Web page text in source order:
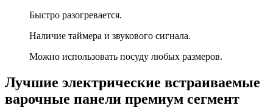
Быстро разогревается.
Наличие таймера и звукового сигнала.
Можно использовать посуду любых размеров.
Лучшие электрические встраиваемые
варочные панели премиум сегмент